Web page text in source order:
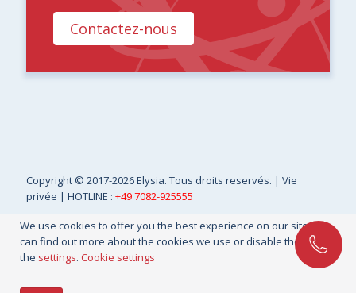
Contactez-nous
Copyright © 2017-2026 Elysia. Tous droits reservés. |Vie
privée | HOTLINE :+49 7082-925555
We use cookies to offer you the best experience on our site. You
can find out more about the cookies we use or disable them in
the settings. Cookie settings